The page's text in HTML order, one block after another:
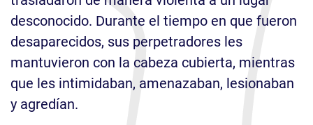
desconocido. Durante el tiempo en que fueron
desaparecidos, sus perpetradores les
mantuvieron con la cabeza cubierta, mientras
que les intimidaban, amenazaban, lesionaban
y agredían.